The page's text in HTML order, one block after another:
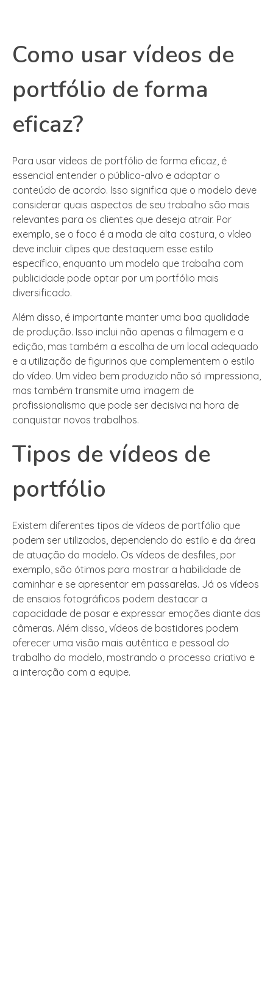
Como usar vídeos de
portfólio de forma
eficaz?
Para usar vídeos de portfólio de forma eficaz, é
essencial entender o público-alvo e adaptar o
conteúdo de acordo. Isso significa que o modelo deve
considerar quais aspectos de seu trabalho são mais
relevantes para os clientes que deseja atrair. Por
exemplo, se o foco é a moda de alta costura, o vídeo
deve incluir clipes que destaquem esse estilo
específico, enquanto um modelo que trabalha com
publicidade pode optar por um portfólio mais
diversificado.
Além disso, é importante manter uma boa qualidade
de produção. Isso inclui não apenas a filmagem e a
edição, mas também a escolha de um local adequado
e a utilização de figurinos que complementem o estilo
do vídeo. Um vídeo bem produzido não só impressiona,
mas também transmite uma imagem de
profissionalismo que pode ser decisiva na hora de
conquistar novos trabalhos.
Tipos de vídeos de
portfólio
Existem diferentes tipos de vídeos de portfólio que
podem ser utilizados, dependendo do estilo e da área
de atuação do modelo. Os vídeos de desfiles, por
exemplo, são ótimos para mostrar a habilidade de
caminhar e se apresentar em passarelas. Já os vídeos
de ensaios fotográficos podem destacar a
capacidade de posar e expressar emoções diante das
câmeras. Além disso, vídeos de bastidores podem
oferecer uma visão mais autêntica e pessoal do
trabalho do modelo, mostrando o processo criativo e
a interação com a equipe.